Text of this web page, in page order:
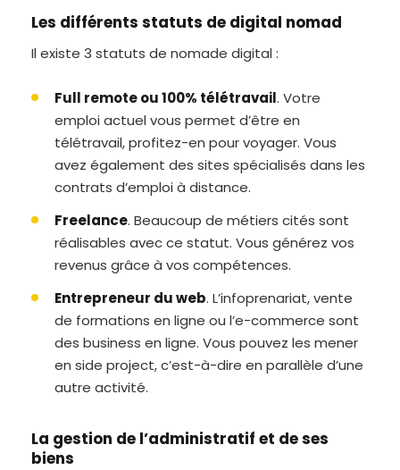
Les différents statuts de digital nomad
Il existe 3 statuts de nomade digital :
Full remote ou 100% télétravail. Votre
emploi actuel vous permet d’être en
télétravail, profitez-en pour voyager. Vous
avez également des sites spécialisés dans les
contrats d’emploi à distance.
Freelance. Beaucoup de métiers cités sont
réalisables avec ce statut. Vous générez vos
revenus grâce à vos compétences.
Entrepreneur du web. L’infoprenariat, vente
de formations en ligne ou l’e-commerce sont
des business en ligne. Vous pouvez les mener
en side project, c’est-à-dire en parallèle d’une
autre activité.
La gestion de l’administratif et de ses
biens